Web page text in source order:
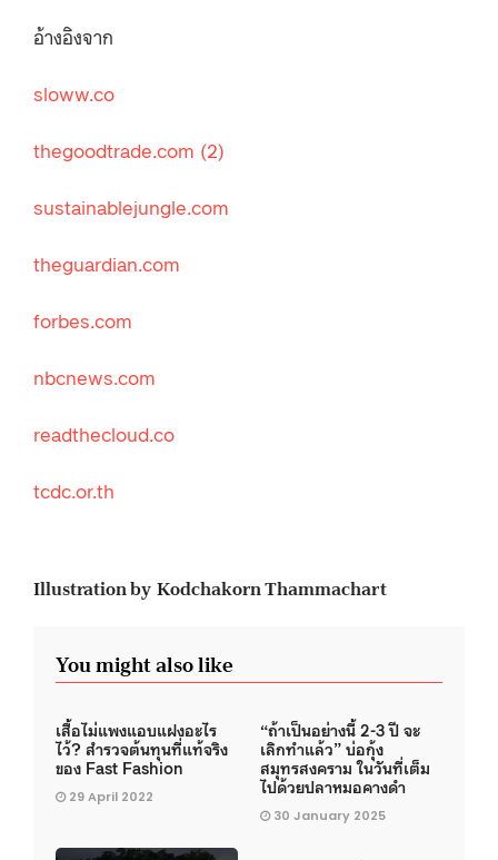
อ้างอิงจาก
sloww.co
thegoodtrade.com (2)
sustainablejungle.com
theguardian.com
forbes.com
nbcnews.com
readthecloud.co
tcdc.or.th
Illustration by Kodchakorn Thammachart
You might also like
เสื้อไม่แพงแอบแฝงอะไร
ไว้? สำรวจต้นทุนที่แท้จริง
ของ Fast Fashion
29 April 2022
“ถ้าเป็นอย่างนี้ 2-3 ปี จะ
เลิกทำแล้ว” บ่อกุ้ง
สมุทรสงคราม ในวันที่เต็ม
ไปด้วยปลาหมอคางดำ
30 January 2025